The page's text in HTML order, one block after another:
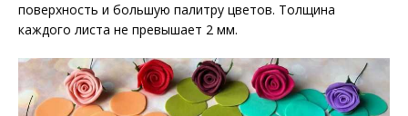
поверхность и большую палитру цветов. Толщина
каждого листа не превышает 2 мм.